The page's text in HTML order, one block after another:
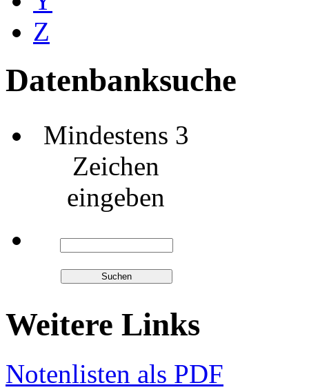
Z
Datenbanksuche
Mindestens 3
Zeichen
eingeben
Weitere Links
Notenlisten als PDF